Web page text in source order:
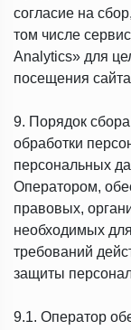
согласие на
том числе
Analytics» для
посещения
9. Порядок
обработки
персональных
Оператором,
правовых,
необходимых
требований
защиты
9.1. Оператор